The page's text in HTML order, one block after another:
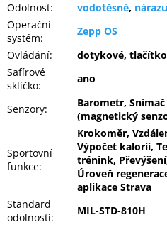
Odolnost: vodotěsné,
Operační
systém:
Zepp OS
Ovládání:
dotykové,
Safírové
sklíčko:
ano
Senzory:
Barometr,
(magnetický
Sportovní
funkce:
Krokoměr,
Výpočet kalorií,
trénink,
Úroveň
aplikace Strava
Standard
odolnosti:
MIL-STD-810H